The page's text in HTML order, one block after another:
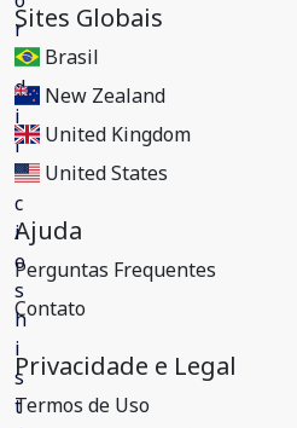
Sites Globais
Brasil
New Zealand
United Kingdom
United States
Ajuda
Perguntas Frequentes
Contato
Privacidade e Legal
Termos de Uso